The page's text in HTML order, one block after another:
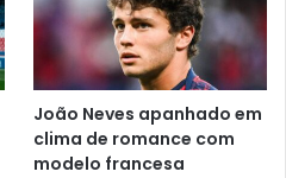
João Neves apanhado em
clima de romance com
modelo francesa